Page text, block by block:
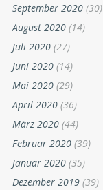
September 2020 (30)
August 2020 (14)
Juli 2020 (27)
Juni 2020 (14)
Mai 2020 (29)
April 2020 (36)
März 2020 (44)
Februar 2020 (39)
Januar 2020 (35)
Dezember 2019 (39)